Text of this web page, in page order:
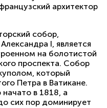
архитектор
собор,
I, является
на болотистой
проспекта. Собор
который
Петра в Ватикане.
в 1818, а
сих пор доминирует